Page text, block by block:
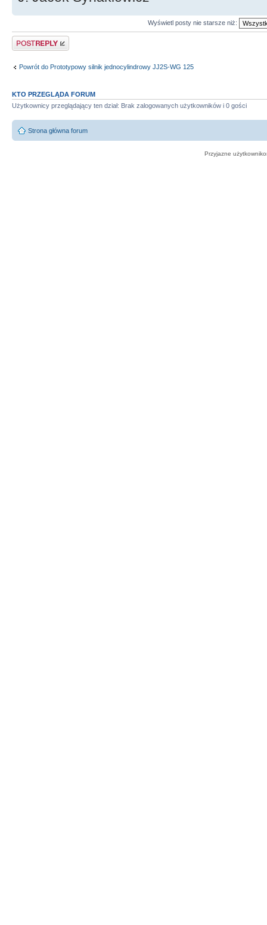
Wyświetl posty nie starsze niż:
Odpowiedz
Powrót do Prototypowy silnik jednocylindrowy JJ2S-WG 125
KTO PRZEGLĄDA FORUM
Użytkownicy przeglądający ten dział: Brak zalogowanych użytkowników i 0 gości
Strona główna forum
Przyjazne